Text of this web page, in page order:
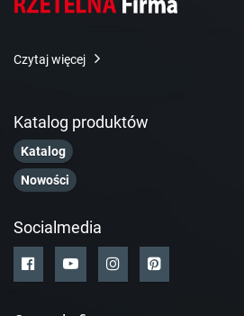
Czytaj więcej
Katalog produktów
Katalog
Nowości
Socialmedia